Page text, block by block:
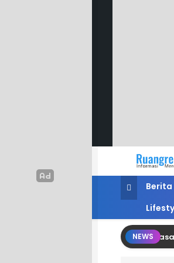
Ruang Redaksi
Informasi
Berita
NEWS
Polman Salurkan Bantuan Belasan